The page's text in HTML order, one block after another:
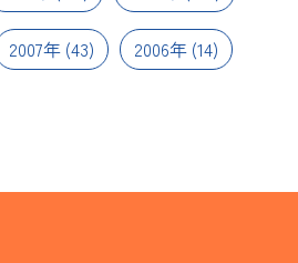
2007年(43) 2006年(14)